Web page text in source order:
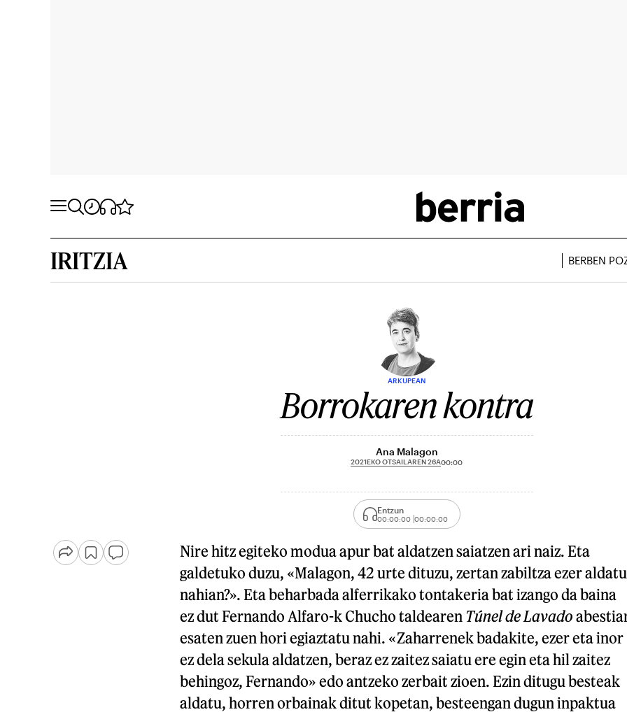
IRITZIA BERBEN
ARKUPEAN
Borrokaren kontra
Ana Malagon
2021EKO OTSAILAREN 26A00:00
Entzun
00:00:00 00:00:00
Nire hitz egiteko modua apur bat aldatzen saiatzen ari naiz. Eta
galdetuko duzu, «Malagon, 42 urte dituzu, zertan zabiltza ezer aldatu
nahian?». Eta beharbada alferrikako tontakeria bat izango da baina
ez dut Fernando Alfaro-k Chucho taldearen Túnel de Lavado
esaten zuen hori egiaztatu nahi. «Zaharrenek badakite, ezer eta inor
ez dela sekula aldatzen, beraz ez zaitez saiatu ere egin eta hil zaitez
behingoz, Fernando» edo antzeko zerbait zioen. Ezin ditugu besteak
aldatu, horren orbainak ditut kopetan, besteengan dugun inpaktua